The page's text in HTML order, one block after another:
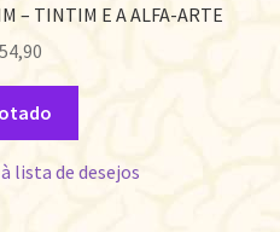
– TINTIM E A ALFA-ARTE
54,90
lista de desejos